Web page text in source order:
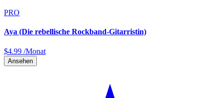
PRO
Aya (Die rebellische Rockband-Gitarristin)
$4.99 /Monat
Ansehen